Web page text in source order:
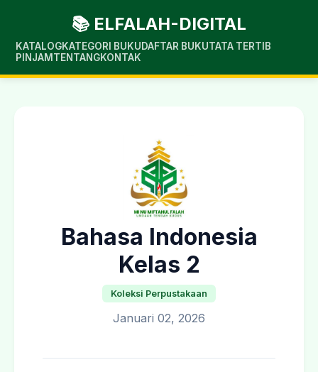
📚 ELFALAH-DIGITAL
KATALOGKATEGORI BUKUDAFTAR BUKUTATA TERTIB
PINJAM TENTANGKONTAK
Bahasa Indonesia
Kelas 2
Koleksi Perpustakaan
Januari 02, 2026